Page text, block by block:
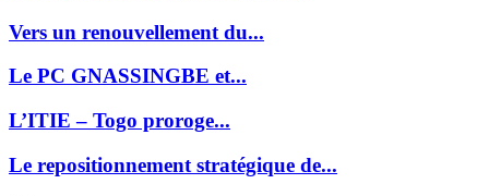
Vers un renouvellement du...
Le PC GNASSINGBE et...
L’ITIE – Togo proroge...
Le repositionnement stratégique de...